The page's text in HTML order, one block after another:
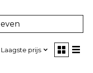
Laagste prijs